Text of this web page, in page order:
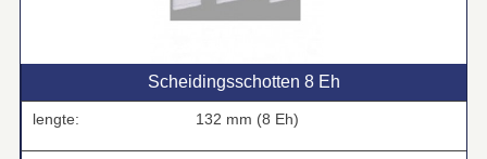
Scheidingsschotten 8 Eh
lengte: 132 mm (8 Eh)